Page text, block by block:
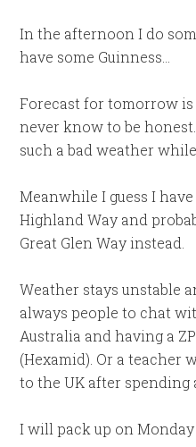
In the afternoon I do
have some Guinness…
Forecast for tomorrow
never know to be
such a bad weather
Meanwhile I guess I
Highland Way and
Great Glen Way instead.
Weather stays unstable
always people to chat
Australia and having a
(Hexamid). Or a teacher
to the UK after spending
I will pack up on